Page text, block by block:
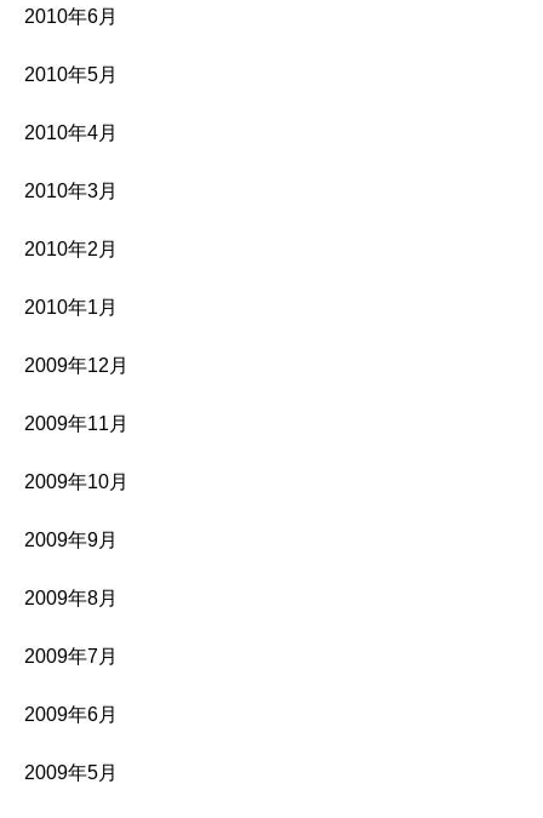
2010年6月
2010年5月
2010年4月
2010年3月
2010年2月
2010年1月
2009年12月
2009年11月
2009年10月
2009年9月
2009年8月
2009年7月
2009年6月
2009年5月